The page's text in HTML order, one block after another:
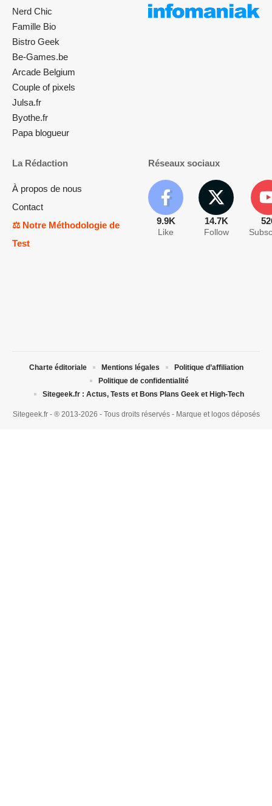
Nerd Chic
Famille Bio
Bistro Geek
Be-Games.be
Arcade Belgium
Couple of pixels
Julsa.fr
Byothe.fr
Papa blogueur
La Rédaction
À propos de nous
Contact
⚖️ Notre Méthodologie de
Test
Réseaux sociaux
9.9K
Like
14.7K
Follow
Sitegeek.fr - ® 2013-2026 - Tous droits réservés - Marque et logos déposés
Charte éditoriale Mentions légales
Politique d’affiliation
Politique de confidentialité
Sitegeek.fr : Actus, Tests et Bons Plans Geek et High-Tech